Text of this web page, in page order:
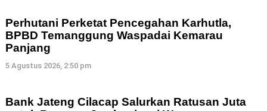
Perhutani Perketat Pencegahan Karhutla,
BPBD Temanggung Waspadai Kemarau
Panjang
5 Agustus 2026, 2:50 pm
Bank Jateng Cilacap Salurkan Ratusan Juta